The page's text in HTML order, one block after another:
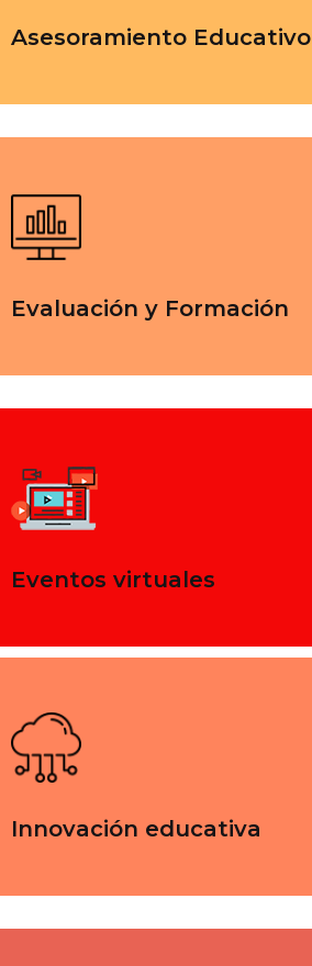
Asesoramiento Educativo
Evaluación y Formación
Eventos virtuales
Innovación educativa